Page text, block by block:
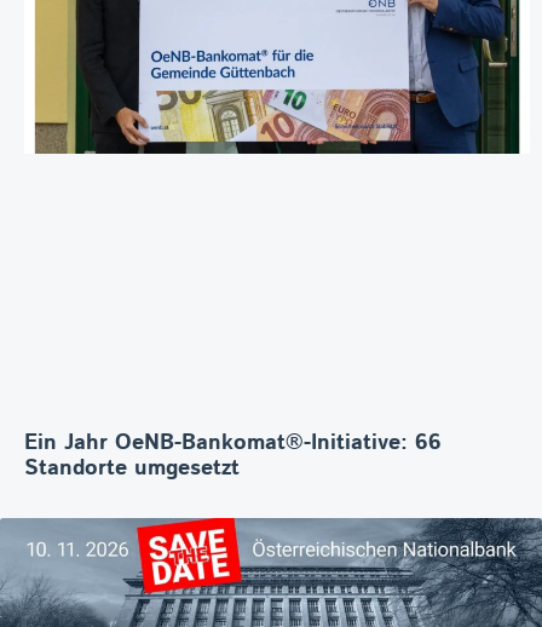
Ein Jahr OeNB-Bankomat®-Initiative: 66
Standorte umgesetzt